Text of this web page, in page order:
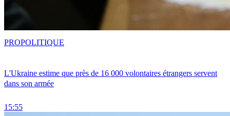
L'Ukraine estime que près de 16 000 volontaires étrangers servent
dans son armée
15:55
PROPOLITIQUE